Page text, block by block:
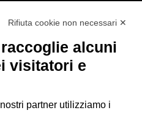
utili
turistica di Maranello, Fiorano
Formigine
Rifiuta cookie non necessari ✕
alcuni
visitatori e
partner utilizziamo i